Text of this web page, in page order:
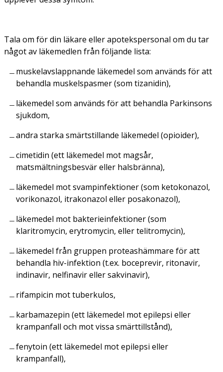
Tala om för din läkare eller apotekspersonal om du tar
något av läkemedlen från följande lista:
muskelavslappnande läkemedel som används för att
behandla muskelspasmer (som tizanidin),
läkemedel som används för att behandla Parkinsons
sjukdom,
andra starka smärtstillande läkemedel (opioider),
cimetidin (ett läkemedel mot magsår,
matsmältningsbesvär eller halsbränna),
läkemedel mot svampinfektioner (som ketokonazol,
vorikonazol, itrakonazol eller posakonazol),
läkemedel mot bakterieinfektioner (som
klaritromycin, erytromycin, eller telitromycin),
läkemedel från gruppen proteashämmare för att
behandla hiv-infektion (t.ex. boceprevir, ritonavir,
indinavir, nelfinavir eller sakvinavir),
rifampicin mot tuberkulos,
karbamazepin (ett läkemedel mot epilepsi eller
krampanfall och mot vissa smärttillstånd),
fenytoin (ett läkemedel mot epilepsi eller
krampanfall),